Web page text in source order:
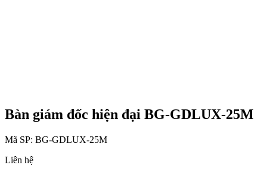
Bàn giám đốc hiện đại BG-GDLUX-25M
Mã SP: BG-GDLUX-25M
Liên hệ